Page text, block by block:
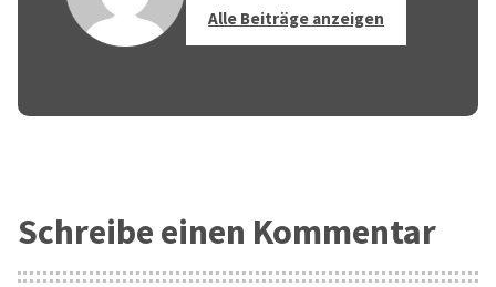
Alle Beiträge anzeigen
Schreibe einen Kommentar